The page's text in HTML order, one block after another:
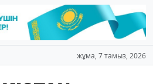
жұма, 7 тамыз, 2026